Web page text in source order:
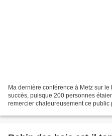
Ma dernière conférence à Metz sur
succès, puisque 200 personnes
remercier chaleureusement ce public